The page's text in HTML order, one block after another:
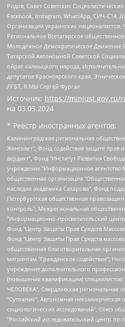
Родов, Совет Советских
Facebook, Instagram, WhatsApp, СИЧ-С14,
Организации украинских националистов,
Региональное Всетатарское
Молодежное Демократическое Движение
Татарской Автономной Советской
ойрат-калмыцкого народа,
депутатов Красноярского края,
ЛГБТ, Я.МЫ Сергей Фургал
Источник: https://minjust.gov.ru/
на 03.05.2024
* Реестр иностранных агентов:
Калининградская региональная общественная организация "Экозащита!-Женсовет", Фонд содействия защите прав и свобод граждан "Общественный вердикт", Фонд "Институт Развития Свободы Информации", Частное учреждение "Информационное агентство МЕМО. РУ", Региональная общественная организация "Общественная комиссия по сохранению наследия академика Сахарова", Фонд поддержки свободы прессы, Санкт-Петербургская общественная правозащитная организация "Гражданский контроль", Межрегиональная общественная организация "Информационно-просветительский центр "Мемориал", Региональный Фонд "Центр Защиты Прав Средств Массовой Информации", с 05.12.2023 Фонд "Центр Защиты Прав Средств массовой информации", Региональная общественная благотворительная организация помощи беженцам и мигрантам "Гражданское содействие", Негосударственное образовательное учреждение дополнительного профессионального образования (повышение квалификации) специалистов "АКАДЕМИЯ ПО ПРАВАМ ЧЕЛОВЕКА", Свердловская региональная общественная организация "Сутяжник", Автономная некоммерческая организация "Центр независимых социологических исследований", Союз общественных объединений "Российский исследовательский центр по правам человека", Региональное общественное учреждение научно-информационный центр "МЕМОРИАЛ", Некоммерческая организация "Фонд защиты гласности", Автономная некоммерческая организация "Институт прав человека", Городская общественная организация "Екатеринбургское общество "МЕМОРИАЛ", Городская общественная организация "Рязанское историко-просветительское и правозащитное общество "Мемориал" (Рязанский Мемориал), Челябинский региональный орган общественной самодеятельности – женское общественное объединение "Женщины Евразии", Челябинский региональный орган общественной самодеятельности "Уральская правозащитная группа", Фонд содействия защите здоровья и социальной справедливости имени Андрея Рылькова, Автономная Некоммерческая Организация "Аналитический Центр Юрия Левады", Автономная некоммерческая организация социальной поддержки населения "Проект Апрель", Региональная общественная организация помощи женщинам и детям, находящимся в кризисной ситуации "Информационно-методический центр "Анна", Фонд содействия развитию массовых коммуникаций и правовому просвещению "Так-так-Так", Фонд содействия устойчивому развитию "Серебряная тайга", Свердловский региональный общественный фонд социальных проектов "Новое время", "Idel.Реалии", Кавказ.Реалии, Крым.Реалии, Телеканал Настоящее Время, Татаро-башкирская служба Радио Свобода (Azatliq Radiosi), Радио Свободная Европа/Радио Свобода (PCE/PC), "Сибирь.Реалии", "Фактограф", Благотворительный фонд помощи осужденным и их семьям, Автономная некоммерческая организация "Институт глобализации и социальных движений", Фонд "В защиту прав заключенных", Частное учреждение "Центр поддержки и содействия развитию средств массовой информации", Пензенский региональный общественный благотворительный фонд "Гражданский союз", "Север.Реалии", Некоммерческая организация Фонд "Правовая инициатива", Общество с ограниченной ответственностью "Радио Свободная Европа/Радио Свобода", Чешское информационное агентство "MEDIUM-ORIENT", Красноярская региональная общественная организация "Мы против СПИДа", Камалягин Денис Николаевич, Маркелов Сергей Евгеньевич, Пономарев Лев Александрович, Савицкая Людмила Алексеевна, Автономная некоммерческая организация "Центр по работе с проблемой насилия "НАСИЛИЮ.НЕТ", Межрегиональный профессиональный союз работников здравоохранения "Альянс врачей", Юридическое лицо, зарегистрированное в Латвийской Республике, SIA "Medusa Project" (регистрационный номер 40103797863, дата регистрации 10.06.2014), Некоммерческая организация "Фонд по борьбе с коррупцией", Автономная некоммерческая организация "Институт права и публичной политики", Баданин Роман Сергеевич, Гликин Максим Александрович, Железнова Мария Михайловна, Лукьянова Юлия Сергеевна, Маетная Елизавета Витальевна, Маняхин Петр Борисович, Чуракова Ольга Владимировна, Ярош Юлия Петровна, Юридическое лицо "The Insider SIA", зарегистрированное в Риге, Латвийская Республика (дата регистрации 26.06.2015), являющееся администратором доменного имени интернет-издания "The Insider SIA", https://theins.ru, Постернак Алексей Евгеньевич, Рубин Михаил Аркадьевич, Анин Роман Александрович, Юридическое лицо Istories fonds, зарегистрированное в Латвийской Республике (регистрационный номер 50008295751, дата регистрации 24.02.2020), Великовский Дмитрий Александрович, Долинина Ирина Николаевна, Мароховская Алеся Алексеевна, Шлейнов Роман Юрьевич, Шмагун Олеся Валентиновна, Общество с ограниченной ответственностью "Альтаир 2021", Общество с ограниченной ответственностью "Вега 2021", Общество с ограниченной ответственностью "Главный редактор 2021", Общество с ограниченной ответственностью "Ромашки монолит", Важенков Артем Валерьевич, Ивановская областная общественная организация "Центр гендерных исследований", Гурман Юрий Альбертович, Медиапроект "ОВД-Инфо", Егоров Владимир Владимирович, Жилинский Владимир Александрович, Общество с ограниченной ответственностью "ЗП", Иванова София Юрьевна, Карезина Инна Павловна, Кильтау Екатерина Викторовна, Петров Алексей Викторович, Пискунов Сергей Евгеньевич, Смирнов Сергей Сергеевич, Тихонов Михаил Сергеевич, Общество с ограниченной ответственностью "ЖУРНАЛИСТ-ИНОСТРАННЫЙ АГЕНТ", Арапова Галина Юрьевна, Вольтская Татьяна Анатольевна, Американская компания "Mason G.E.S. Anonymous Foundation" (США), являющаяся владельцем интернет-издания https://mnews.world/, Компания "Stichting Bellingcat", зарегистрированная в Нидерландах (дата регистрации 11.07.2018), Захаров Андрей Вячеславович, Клепиковская Екатерина Дмитриевна, Общество с ограниченной